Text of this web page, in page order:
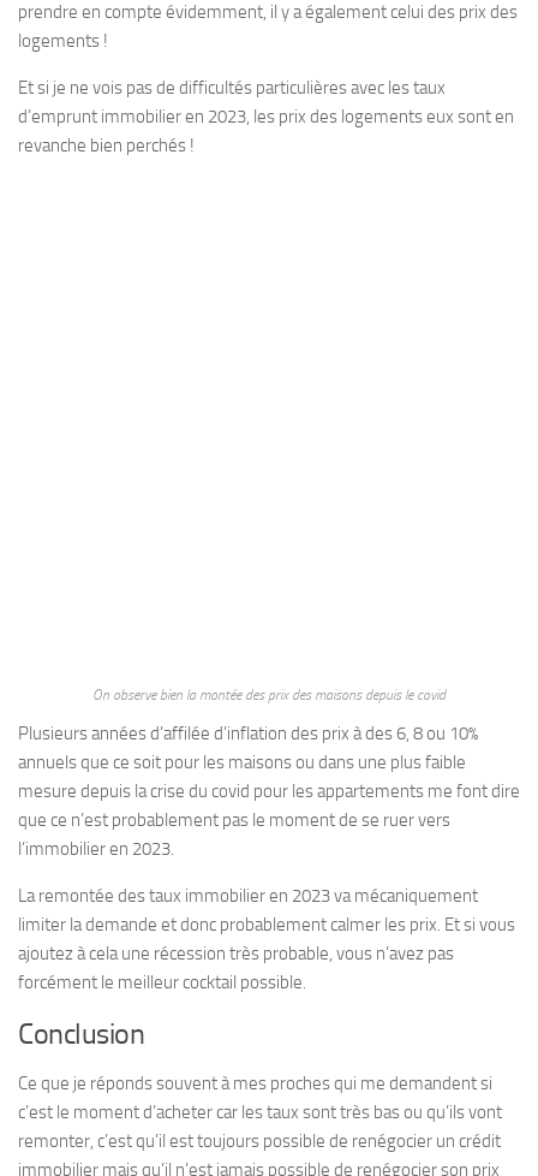
prendre en compte évidemment, il y a également celui des prix des
logements !
Et si je ne vois pas de difficultés particulières avec les taux
d’emprunt immobilier en 2023, les prix des logements eux sont en
revanche bien perchés !
On observe bien la montée des prix des maisons depuis le covid
Plusieurs années d’affilée d’inflation des prix à des 6, 8 ou 10%
annuels que ce soit pour les maisons ou dans une plus faible
mesure depuis la crise du covid pour les appartements me font dire
que ce n’est probablement pas le moment de se ruer vers
l’immobilier en 2023.
La remontée des taux immobilier en 2023 va mécaniquement
limiter la demande et donc probablement calmer les prix. Et si vous
ajoutez à cela une récession très probable, vous n’avez pas
forcément le meilleur cocktail possible.
Conclusion
Ce que je réponds souvent à mes proches qui me demandent si
c’est le moment d’acheter car les taux sont très bas ou qu’ils vont
remonter, c’est qu’il est toujours possible de renégocier un crédit
immobilier mais qu’il n’est jamais possible de renégocier son prix